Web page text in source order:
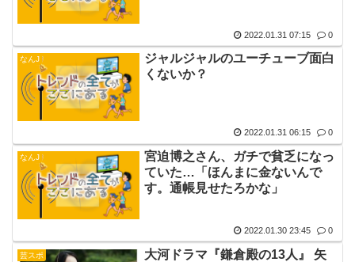
2022.01.31 07:15 0
なんJ
ジャルジャルのユーチューブ面白
くないか？
2022.01.31 06:15 0
なんJ
宮迫博之さん、ガチで貧乏になっ
ていた…「ほんまに金ないんで
す。通帳見せたろかな」
2022.01.30 23:45 0
芸スポ
大河ドラマ『鎌倉殿の13人』 矢